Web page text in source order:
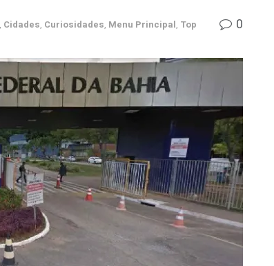
, Cidades, Curiosidades, Menu Principal, Top 0